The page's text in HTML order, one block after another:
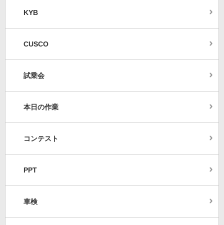
KYB
CUSCO
試乗会
本日の作業
コンテスト
PPT
車検